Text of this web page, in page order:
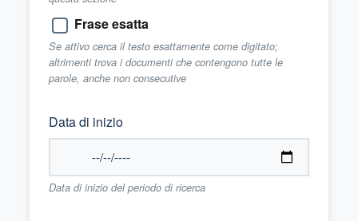
Frase esatta
Se attivo cerca il testo esattamente come digitato;
altrimenti trova i documenti che contengono tutte le
parole, anche non consecutive
Data di inizio
Data di inizio del periodo di ricerca